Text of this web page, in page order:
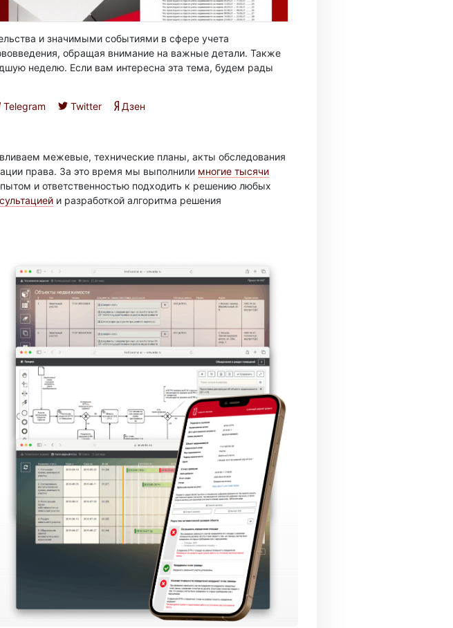
и значимыми событиями в сфере учета
обращая внимание на важные детали. Также
неделю. Если вам интересна эта тема, будем рады
Telegram Twitter Дзен
межевые, технические планы, акты обследования
права. За это время мы выполнили многие тысячи
и ответственностью подходить к решению любых
и разработкой алгоритма решения